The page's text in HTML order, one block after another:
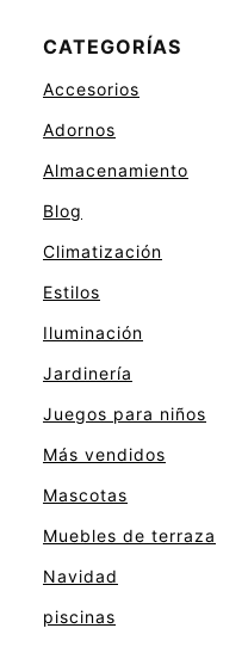
CATEGORÍAS
Accesorios
Adornos
Almacenamiento
Blog
Climatización
Estilos
Iluminación
Jardinería
Juegos para niños
Más vendidos
Mascotas
Muebles de terraza
Navidad
piscinas